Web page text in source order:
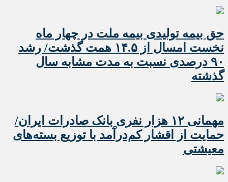
حق بیمه تولیدی بیمه ملت در چهار ماه
نخست امسال از ۱۴.۵ همت گذشت/ رشد
۹۰ درصدی نسبت به مدت مشابه سال
گذشته
مهمانی ۱۲ هزار نفری بانک صادرات ایران/
حمایت از اقشار کم‌درآمد با توزیع بسته‌های
معیشتی